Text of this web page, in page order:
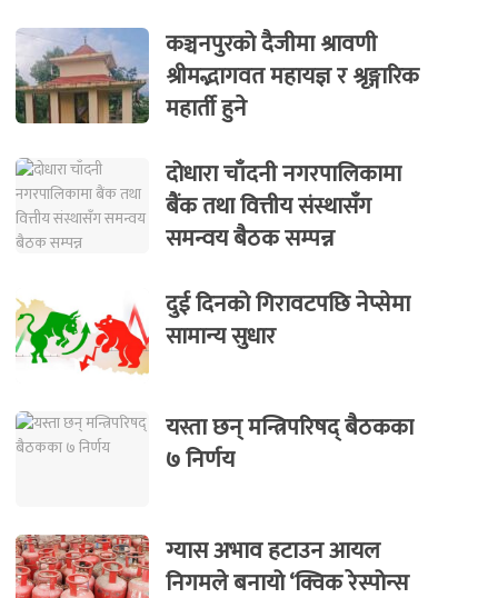
कञ्चनपुरको दैजीमा श्रावणी
श्रीमद्भागवत महायज्ञ र श्रृङ्गारिक
महार्ती हुने
दोधारा चाँदनी नगरपालिकामा
बैंक तथा वित्तीय संस्थासँग
समन्वय बैठक सम्पन्न
दुई दिनको गिरावटपछि नेप्सेमा
सामान्य सुधार
यस्ता छन् मन्त्रिपरिषद् बैठकका
७ निर्णय
ग्यास अभाव हटाउन आयल
निगमले बनायो ‘क्विक रेस्पोन्स